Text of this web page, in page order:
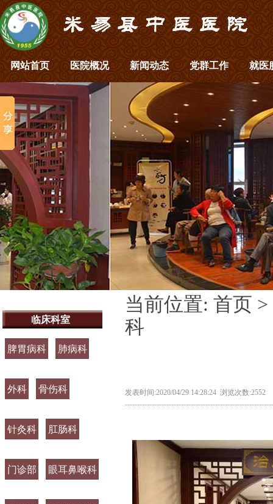
网站首页 医院概况 新闻动态 党群工作 就医
临床科室
脾胃病科 肺病科
外科 骨伤科
针灸科 肛肠科
门诊部 眼耳鼻喉科
当前位置: 首页 >
科
发表时间:2020/04/29 14:28:24 浏览次数:2552